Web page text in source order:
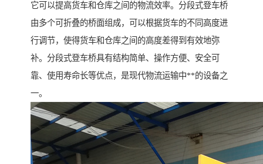
它可以提高货车和仓库之间的物流效率。分段式登车桥
由多个可折叠的桥面组成，可以根据货车的不同高度进
行调节，使得货车和仓库之间的高度差得到有效地弥
补。分段式登车桥具有结构简单、操作方便、安全可
靠、使用寿命长等优点，是现代物流运输中**的设备之
一。